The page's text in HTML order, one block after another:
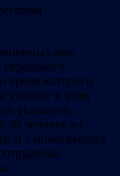
мне
время которого
участие в этом
указанию,
30 человек из
и с ними выехал